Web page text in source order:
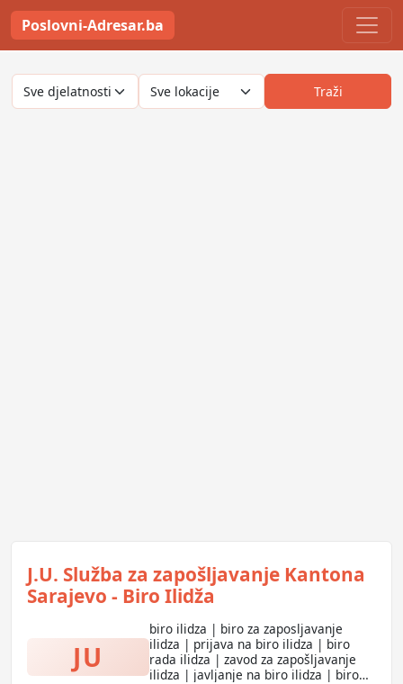
Poslovni-Adresar.ba
Traži
J.U. Služba za zapošljavanje Kantona
Sarajevo - Biro Ilidža
JU
biro ilidza | biro za zaposljavanje
ilidza | prijava na biro ilidza | biro
rada ilidza | zavod za zapošljavanje
ilidza | javljanje na biro ilidza | biro